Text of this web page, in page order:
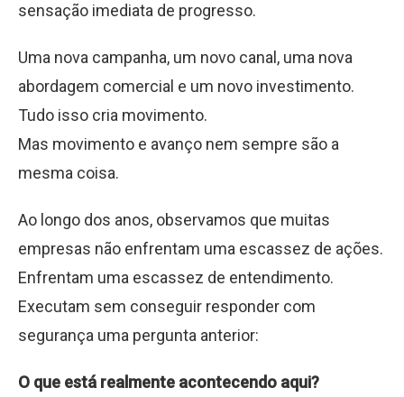
sensação imediata de progresso.
Uma nova campanha, um novo canal, uma nova
abordagem comercial e um novo investimento.
Tudo isso cria movimento.
Mas movimento e avanço nem sempre são a
mesma coisa.
Ao longo dos anos, observamos que muitas
empresas não enfrentam uma escassez de ações.
Enfrentam uma escassez de entendimento.
Executam sem conseguir responder com
segurança uma pergunta anterior:
O que está realmente acontecendo aqui?